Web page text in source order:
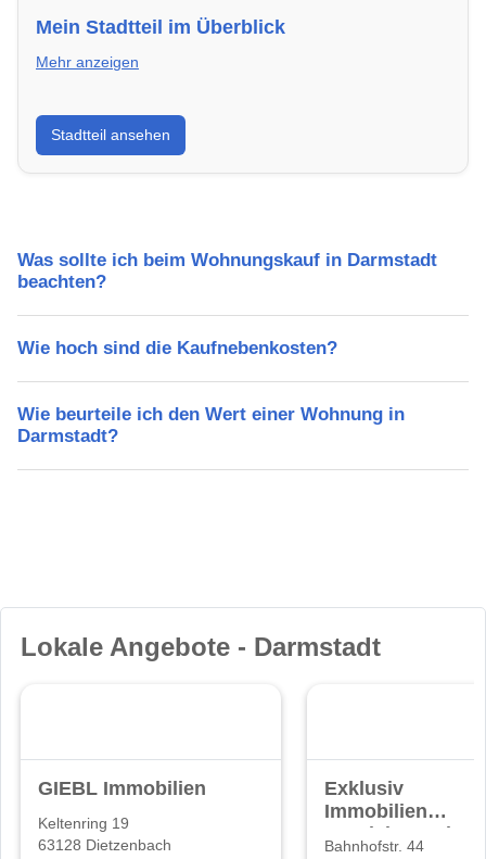
Mein Stadtteil im Überblick
Mehr anzeigen
Erfahre mehr über deinen Stadtteil in Darmstadt:
Lebensqualität, Verkehrsanbindung, Schulen,
Freizeitmöglichkeiten und Mietpreise.
Stadtteil ansehen
Was sollte ich beim Wohnungskauf in Darmstadt
beachten?
Wie hoch sind die Kaufnebenkosten?
Wie beurteile ich den Wert einer Wohnung in
Darmstadt?
Lokale Angebote - Darmstadt
GIEBL Immobilien
Keltenring 19
63128 Dietzenbach
Exklusiv
Immobilien
Vertriebs GmbH
Bahnhofstr. 44